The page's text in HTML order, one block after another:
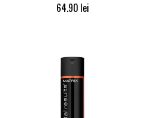
64.90 lei